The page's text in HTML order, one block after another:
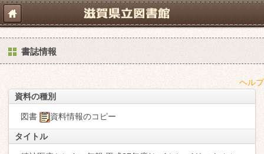
書誌情報
ヘルプ
資料の種別
図書 資料情報のコピー
タイトル